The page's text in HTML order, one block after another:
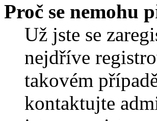
Proč se nemohu
Už jste se
nejdříve
takovém
kontaktujte